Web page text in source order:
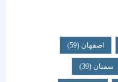
(59)
(39)